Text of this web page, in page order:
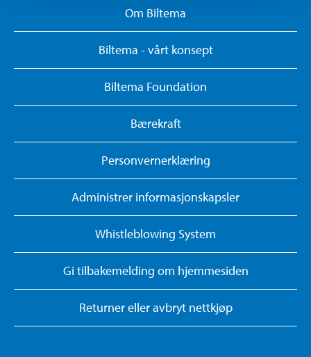
Om Biltema
Biltema - vårt konsept
Biltema Foundation
Bærekraft
Personvernerklæring
Administrer informasjonskapsler
Whistleblowing System
Gi tilbakemelding om hjemmesiden
Returner eller avbryt nettkjøp